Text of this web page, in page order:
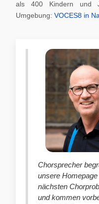
als 400 Kindern und
Umgebung: VOCES8 in
Chorsprecher
unsere
nächsten
und kommen